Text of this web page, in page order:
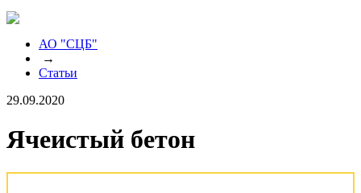
АО "СЦБ"
→
Статьи
29.09.2020
Ячеистый бетон